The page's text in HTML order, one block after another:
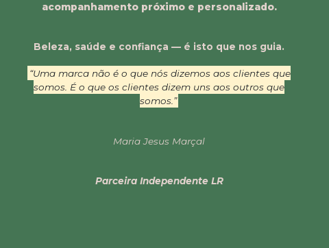
acompanhamento próximo e personalizado.
Beleza, saúde e confiança — é isto que nos guia.
“Uma marca não é o que nós dizemos aos clientes que
somos. É o que os clientes dizem uns aos outros que
somos.”
Maria Jesus Marçal
Parceira Independente LR